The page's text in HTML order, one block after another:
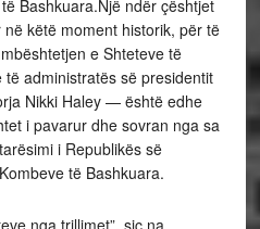
Bashkuara.Një ndër çështjet
këtë moment historik, për të
e Shteteve të
administratës së presidentit
Nikki Haley — është edhe
i pavarur dhe sovran nga sa
i Republikës së
të Bashkuara.